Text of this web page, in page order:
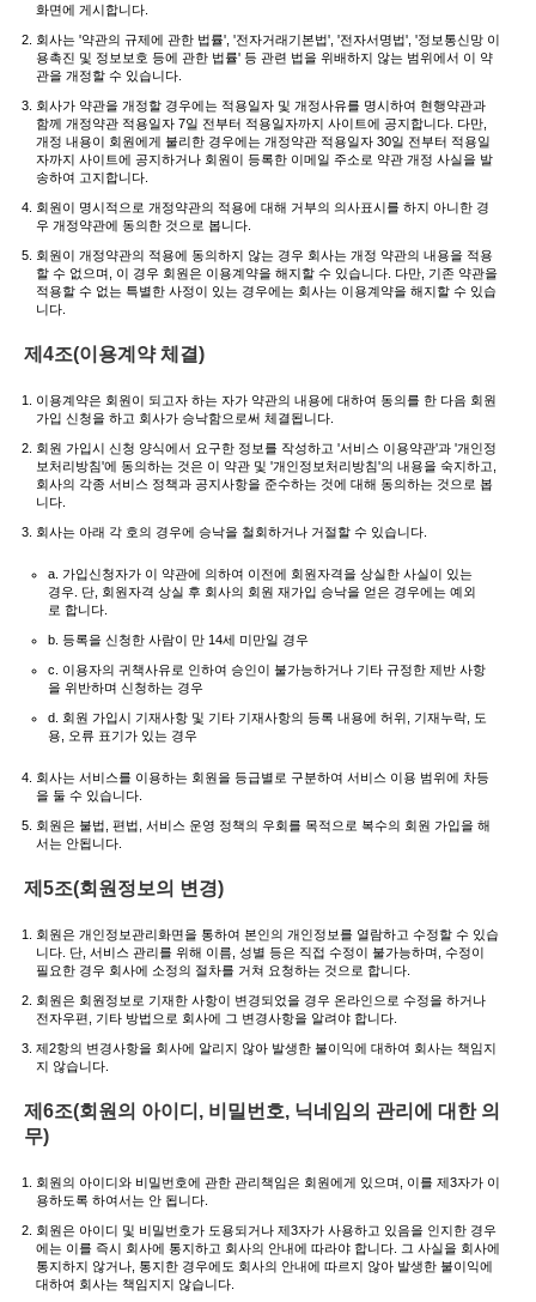
화면에 게시합니다.
회사는 '약관의 규제에 관한 법률', '전자거래기본법', '전자서명법', '정보통신망 이
용촉진 및 정보보호 등에 관한 법률' 등 관련 법을 위배하지 않는 범위에서 이 약
관을 개정할 수 있습니다.
회사가 약관을 개정할 경우에는 적용일자 및 개정사유를 명시하여 현행약관과
함께 개정약관 적용일자 7일 전부터 적용일자까지 사이트에 공지합니다. 다만,
개정 내용이 회원에게 불리한 경우에는 개정약관 적용일자 30일 전부터 적용일
자까지 사이트에 공지하거나 회원이 등록한 이메일 주소로 약관 개정 사실을 발
송하여 고지합니다.
회원이 명시적으로 개정약관의 적용에 대해 거부의 의사표시를 하지 아니한 경
우 개정약관에 동의한 것으로 봅니다.
회원이 개정약관의 적용에 동의하지 않는 경우 회사는 개정 약관의 내용을 적용
할 수 없으며, 이 경우 회원은 이용계약을 해지할 수 있습니다. 다만, 기존 약관을
적용할 수 없는 특별한 사정이 있는 경우에는 회사는 이용계약을 해지할 수 있습
니다.
제4조(이용계약 체결)
이용계약은 회원이 되고자 하는 자가 약관의 내용에 대하여 동의를 한 다음 회원
가입 신청을 하고 회사가 승낙함으로써 체결됩니다.
회원 가입시 신청 양식에서 요구한 정보를 작성하고 '서비스 이용약관'과 '개인정
보처리방침'에 동의하는 것은 이 약관 및 '개인정보처리방침'의 내용을 숙지하고,
회사의 각종 서비스 정책과 공지사항을 준수하는 것에 대해 동의하는 것으로 봅
니다.
회사는 아래 각 호의 경우에 승낙을 철회하거나 거절할 수 있습니다.
a. 가입신청자가 이 약관에 의하여 이전에 회원자격을 상실한 사실이 있는
경우. 단, 회원자격 상실 후 회사의 회원 재가입 승낙을 얻은 경우에는 예외
로 합니다.
b. 등록을 신청한 사람이 만 14세 미만일 경우
c. 이용자의 귀책사유로 인하여 승인이 불가능하거나 기타 규정한 제반 사항
을 위반하며 신청하는 경우
d. 회원 가입시 기재사항 및 기타 기재사항의 등록 내용에 허위, 기재누락, 도
용, 오류 표기가 있는 경우
회사는 서비스를 이용하는 회원을 등급별로 구분하여 서비스 이용 범위에 차등
을 둘 수 있습니다.
회원은 불법, 편법, 서비스 운영 정책의 우회를 목적으로 복수의 회원 가입을 해
서는 안됩니다.
제5조(회원정보의 변경)
회원은 개인정보관리화면을 통하여 본인의 개인정보를 열람하고 수정할 수 있습
니다. 단, 서비스 관리를 위해 이름, 성별 등은 직접 수정이 불가능하며, 수정이
필요한 경우 회사에 소정의 절차를 거쳐 요청하는 것으로 합니다.
회원은 회원정보로 기재한 사항이 변경되었을 경우 온라인으로 수정을 하거나
전자우편, 기타 방법으로 회사에 그 변경사항을 알려야 합니다.
제2항의 변경사항을 회사에 알리지 않아 발생한 불이익에 대하여 회사는 책임지
지 않습니다.
제6조(회원의 아이디, 비밀번호, 닉네임의 관리에 대한 의
무)
회원의 아이디와 비밀번호에 관한 관리책임은 회원에게 있으며, 이를 제3자가 이
용하도록 하여서는 안 됩니다.
회원은 아이디 및 비밀번호가 도용되거나 제3자가 사용하고 있음을 인지한 경우
에는 이를 즉시 회사에 통지하고 회사의 안내에 따라야 합니다. 그 사실을 회사에
통지하지 않거나, 통지한 경우에도 회사의 안내에 따르지 않아 발생한 불이익에
대하여 회사는 책임지지 않습니다.